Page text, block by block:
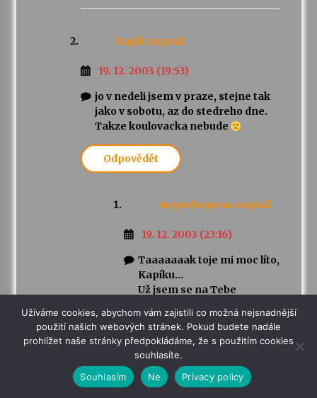
kapik napsal:
19. 12. 2003 (19:53)
jo v nedeli jsem v praze, stejne tak
jako v sobotu, az do stedreho dne.
Takze koulovacka nebude
Odpovědět
nepochopena napsal:
19. 12. 2003 (23:16)
Taaaaaaak toje mi moc líto,
Kapíku…
Už jsem se na Tebe
Pierre: Nevím, jakou noc
zažije František, ale ta
moje moc dobrá nebyla…
Uvidíme, jaká bude ta
další…
Užíváme cookies, abychom vám zajistili co možná nejsnadnější
použití našich webových stránek. Pokud budete nadále
prohlížet naše stránky předpokládáme, že s použitím cookies
souhlasíte.
Souhlasím
Ne Privacy policy